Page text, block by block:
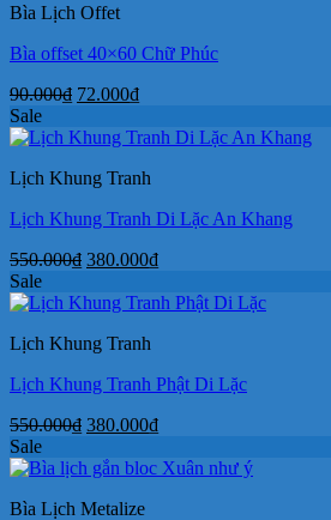
Bìa Lịch Offet
Bìa offset 40×60 Chữ Phúc
90.000₫ Giá
là:
72.000₫Giá
tại
72.000₫.
Sale
Lịch Khung Tranh
Lịch Khung Tranh Di Lặc An Khang
550.000₫ Giá
là:
380.000₫Giá
tại
Sale
Lịch Khung Tranh
Lịch Khung Tranh Phật Di Lặc
550.000₫ Giá
là:
380.000₫Giá
tại
Sale
Bìa Lịch Metalize